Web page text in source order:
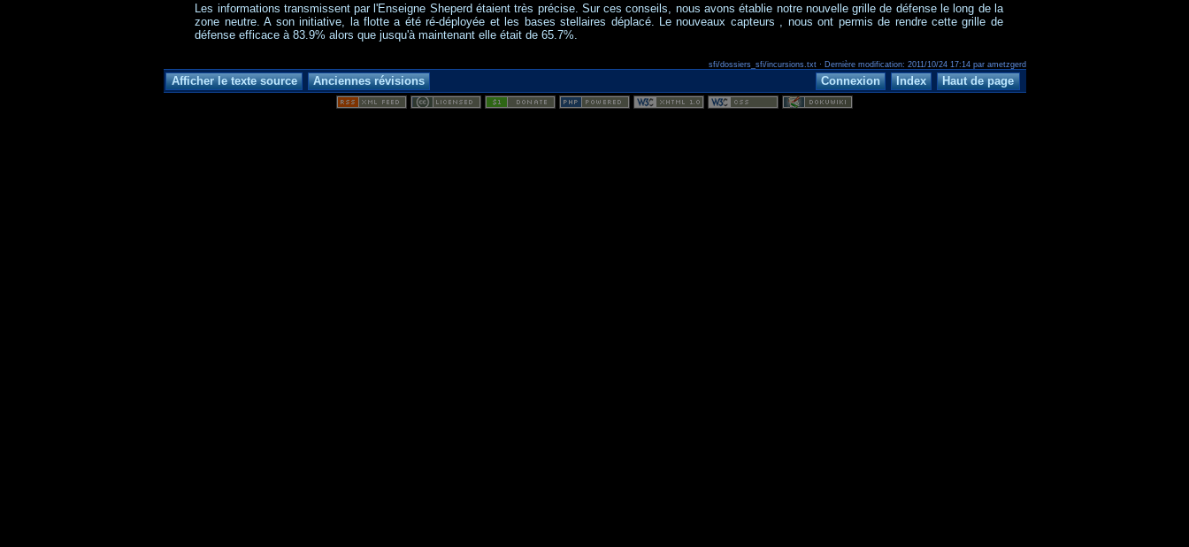
Les informations transmissent par l'Enseigne Sheperd étaient très précise. Sur ces conseils, nous avons établie notre nouvelle grille de défense le long de la
zone neutre. A son initiative, la flotte a été ré-déployée et les bases stellaires déplacé. Le nouveaux capteurs , nous ont permis de rendre cette grille de
défense efficace à 83.9% alors que jusqu'à maintenant elle était de 65.7%.
sfi/dossiers_sfi/incursions.txt · Dernière modification: 2011/10/24 17:14 par ametzgerd